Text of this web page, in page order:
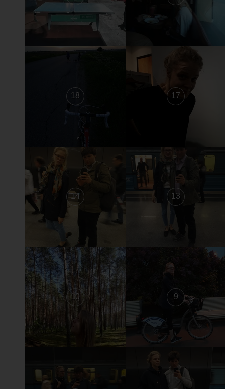
18 17
14 13
10 9